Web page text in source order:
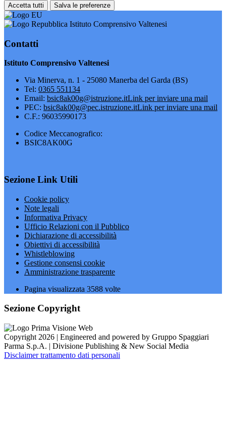
Accetta tutti Salva le preferenze
Istituto Comprensivo Valtenesi
Contatti
Istituto Comprensivo Valtenesi
Via Minerva, n. 1 - 25080 Manerba del Garda (BS)
Tel: 0365 551134
Email: bsic8ak00g@istruzione.itLink per inviare una mail
PEC: bsic8ak00g@pec.istruzione.itLink per inviare una mail
C.F.: 96035990173
Codice Meccanografico:
BSIC8AK00G
Sezione Link Utili
Cookie policy
Note legali
Informativa Privacy
Ufficio Relazioni con il Pubblico
Dichiarazione di accessibilità
Obiettivi di accessibilità
Whistleblowing
Gestione consensi cookie
Amministrazione trasparente
Pagina visualizzata 3588 volte
Sezione Copyright
Copyright 2026 | Engineered and powered by Gruppo Spaggiari
Parma S.p.A. | Divisione Publishing & New Social Media
Disclaimer trattamento dati personali